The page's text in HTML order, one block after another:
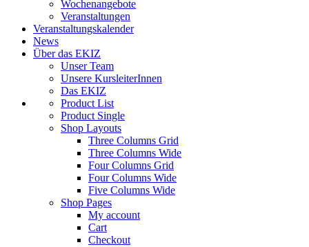
Wochenangebote
Veranstaltungen
Veranstaltungskalender
News
Über das EKIZ
Unser Team
Unsere KursleiterInnen
Das EKIZ
Product List
Product Single
Shop Layouts
Three Columns Grid
Three Columns Wide
Four Columns Grid
Four Columns Wide
Five Columns Wide
Shop Pages
My account
Cart
Checkout